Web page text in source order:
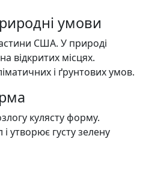
умови
США. У природі
відкритих місцях.
і ґрунтових умов.
кулясту форму.
і утворює густу зелену